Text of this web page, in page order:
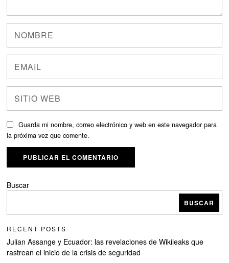
Guarda mi nombre, correo electrónico y web en este navegador para
la próxima vez que comente.
Buscar
BUSCAR
RECENT POSTS
Julian Assange y Ecuador: las revelaciones de Wikileaks que
rastrean el inicio de la crisis de seguridad